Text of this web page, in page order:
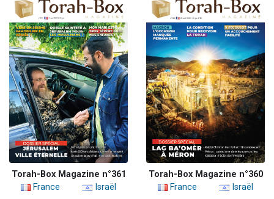
Torah-Box Magazine n°361
France
Israël
Torah-Box Magazine n°360
France
Israël